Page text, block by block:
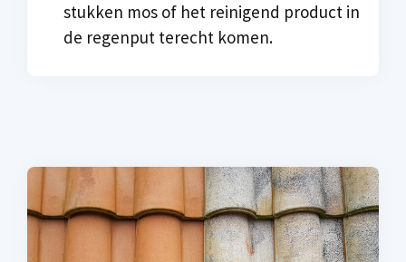
stukken mos of het reinigend product in
de regenput terecht komen.